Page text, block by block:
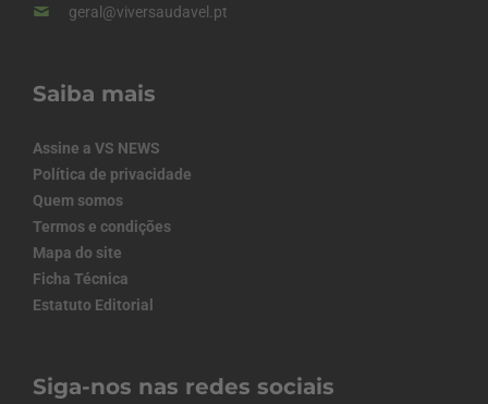
geral@viversaudavel.pt
Saiba mais
Assine a VS NEWS
Política de privacidade
Quem somos
Termos e condições
Mapa do site
Ficha Técnica
Estatuto Editorial
Siga-nos nas redes sociais